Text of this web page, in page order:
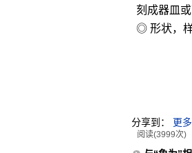
刻成器皿
◎ 形状，
分享到： 更多
阅读(3999次)